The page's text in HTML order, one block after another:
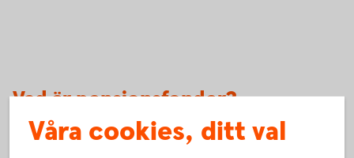
Vad är pensionsfonder?
Pensionsfonder, eller generationsfonder, är en speciell typ
Våra cookies, ditt val